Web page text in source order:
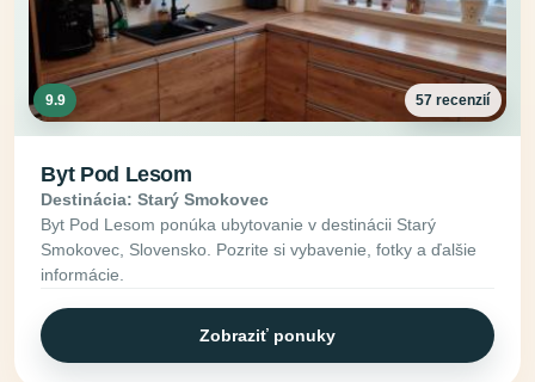
9.9 57 recenzií
Byt Pod Lesom
Destinácia: Starý Smokovec
Byt Pod Lesom ponúka ubytovanie v destinácii Starý
Smokovec, Slovensko. Pozrite si vybavenie, fotky a ďalšie
informácie.
Zobraziť ponuky